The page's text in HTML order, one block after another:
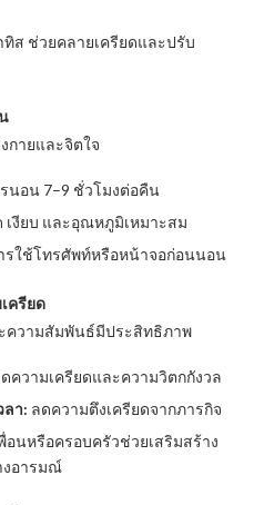
ทิส ช่วยคลายเครียดและปรับ
กายและจิตใจ
นอน 7–9 ชั่วโมงต่อคืน
เงียบ และอุณหภูมิเหมาะสม
รใช้โทรศัพท์หรือหน้าจอก่อนนอน
ครียด
ความสัมพันธ์มีประสิทธิภาพ
ความเครียดและความวิตกกังวล
ลา: ลดความตึงเครียดจากภารกิจ
อนหรือครอบครัวช่วยเสริมสร้าง
อารมณ์